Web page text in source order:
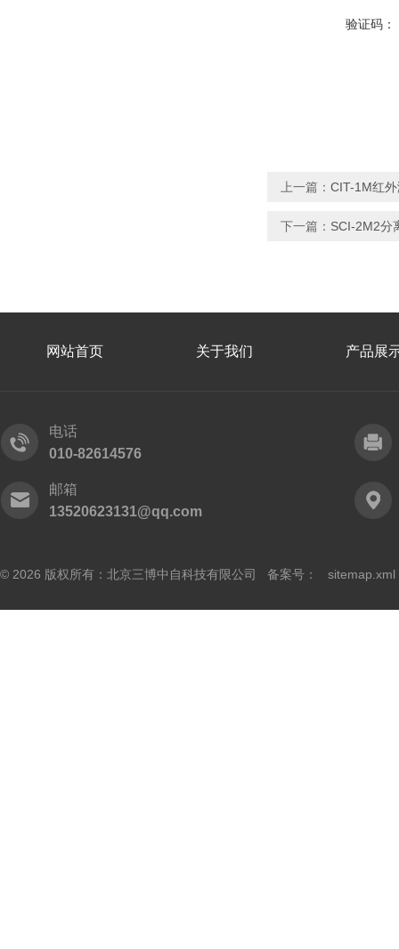
验证码：
上一篇： CIT-1M红
下一篇： SCI-2M2分
网站首页 关于我们 产品展
电话
010-82614576
邮箱
13520623131@qq.com
© 2026 版权所有：北京三博中自科技有限公司 备案号： sitemap.xml